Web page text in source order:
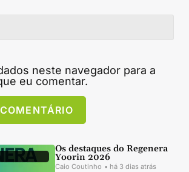
neste navegador para a
eu comentar.
Os destaques do Regenera
Yoorin 2026
Caio Coutinho • há 3 dias atrás